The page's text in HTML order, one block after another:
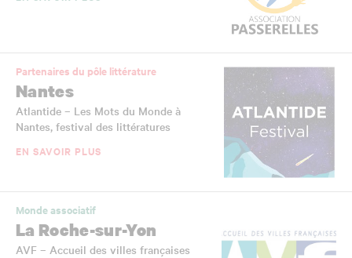
Partenaires du pôle littérature
Nantes
Atlantide – Les Mots du Monde à
Nantes, festival des littératures
EN SAVOIR PLUS
Monde associatif
La Roche-sur-Yon
AVF – Accueil des villes françaises